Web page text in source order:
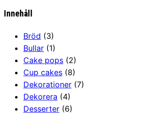
Innehåll
Bröd (3)
Bullar (1)
Cake pops (2)
Cup cakes (8)
Dekorationer (7)
Dekorera (4)
Desserter (6)